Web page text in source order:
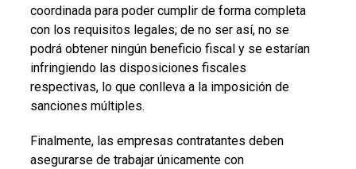
coordinada para poder cumplir de forma completa
con los requisitos legales; de no ser así, no se
podrá obtener ningún beneficio fiscal y se estarían
infringiendo las disposiciones fiscales
respectivas, lo que conlleva a la imposición de
sanciones múltiples.
Finalmente, las empresas contratantes deben
asegurarse de trabajar únicamente con